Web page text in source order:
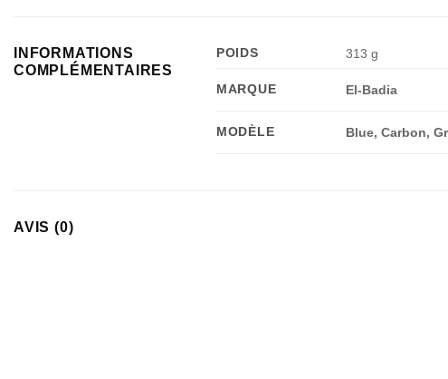
INFORMATIONS
COMPLÉMENTAIRES
POIDS 313 g
MARQUE El-Badia
MODÈLE Blue, Carbon,
AVIS (0)